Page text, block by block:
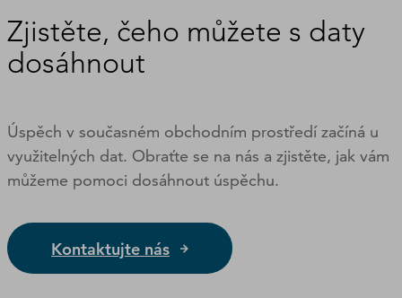
Zjistěte, čeho můžete s daty
dosáhnout
Úspěch v současném obchodním prostředí začíná u
využitelných dat. Obraťte se na nás a zjistěte, jak vám
můžeme pomoci dosáhnout úspěchu.
Kontaktujte nás